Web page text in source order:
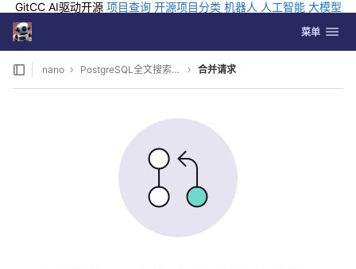
GitCC AI驱动开源 项目查询 开源项目分类 机器人 人工智能 大模型
排行
Skip to content
GitLab 切换导航
菜单
nano PostgreSQL全文搜索引擎 合并请求